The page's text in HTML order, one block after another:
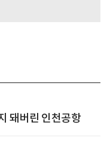
돼버린 인천공항